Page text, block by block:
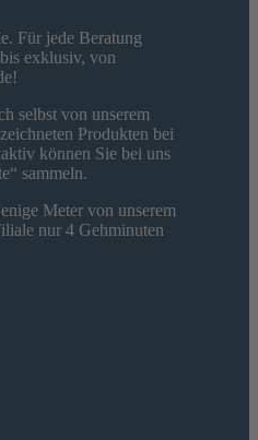
Für jede Beratung
exklusiv, von
selbst von unserem
Produkten bei
können Sie bei uns
sammeln.
Meter von unserem
nur 4 Gehminuten